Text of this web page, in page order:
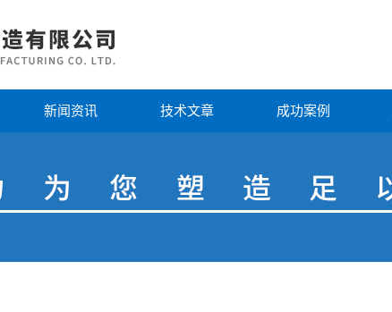
新闻资讯 技术文章 成功案例